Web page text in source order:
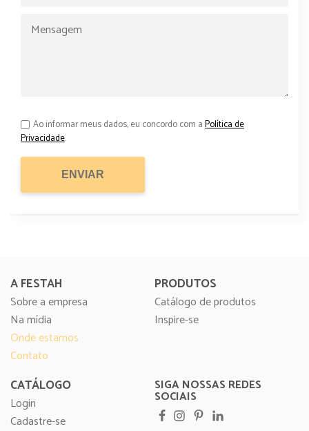
Ao informar meus dados, eu concordo com aPolítica de
Privacidade.
A FESTAH
Sobre a empresa
Na mídia
Onde estamos
Contato
PRODUTOS
Catálogo de produtos
Inspire-se
CATÁLOGO
Login
Cadastre-se
SIGA NOSSAS REDES
SOCIAIS